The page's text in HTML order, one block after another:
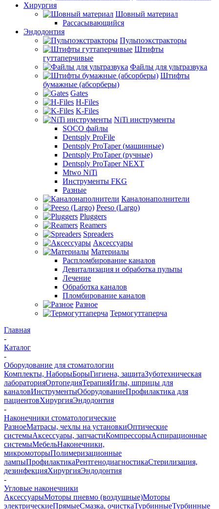
Хирургия
Шовный материал
Рассасывающийся
Эндодонтия
Пульпоэкстракторы
Штифты
гуттаперчивые
Файлы для ультразвука
Штифты
бумажные (абсорберы)
Gates
H-Files
K-Files
NiTi инструменты
SOCO файлы
Dentsply ProFile
Dentsply ProTaper (машинные)
Dentsply ProTaper (ручные)
Dentsply ProTaper NEXT
Mtwo NiTi
Инструменты FKG
Разные
Каналонаполнители
Peeso (Largo)
Pluggers
Reamers
Spreaders
Аксессуары
Материалы
Распломбирование каналов
Девитализация и обработка пульпы
Лечение
Обработка каналов
Пломбирование каналов
Разное
Термогуттаперча
Главная
-
Каталог
-
Оборудование для стоматологии
Комплекты, НаборыБорыГигиена, защитаЗуботехническая
лабораторияОртопедияТерапияИглы, шприцы для
каналовИнструментыОборудованиеПрофилактика для
пациентовХирургияЭндодонтия
-
Наконечники стоматологические
РазноеМатрасы, чехлы на установкиОптические
системыАксессуары, запчастиКомпрессорыАспирационные
системыМебельНаконечники,
микромоторыПолимеризационные
лампыПрофилактикаРентгенодиагностикаСтерилизация,
дезинфекцияХирургияЭндодонтия
-
Угловые наконечники
АксессуарыМоторы пневмо (воздушные)Моторы
электрическиеПрямыеСмазка, очисткаТурбинныеТурбинные